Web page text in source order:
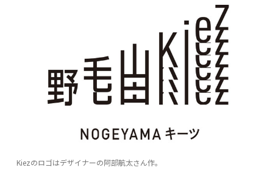
Kiezのロゴはデザイナーの阿部航太さん作。